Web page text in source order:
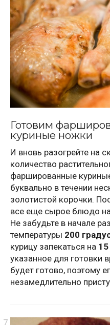
Готовим
куриные ножки
И вновь разогрейте на
количество
фаршированные
буквально в течении
золотистой корочки.
все еще сырое блюдо
Не забудьте в начале
температуры 200
курицу запекаться на
указанное для готовки
будет готово, поэтому
незамедлительно